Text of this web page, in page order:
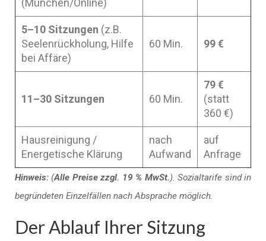
(München/Online)
5–10 Sitzungen (z.B.
Seelenrückholung, Hilfe
bei Affäre)
60 Min. 99 €
11–30 Sitzungen 60 Min.
79 €
(statt
360 €)
Hausreinigung /
Energetische Klärung
nach
Aufwand
auf
Anfrage
Hinweis: (Alle Preise zzgl. 19 % MwSt.). Sozialtarife sind in
begründeten Einzelfällen nach Absprache möglich.
Der Ablauf Ihrer Sitzung